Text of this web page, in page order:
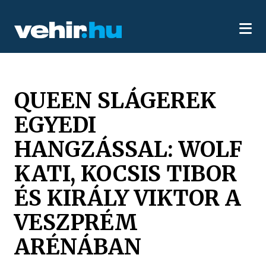
QUEEN SLÁGEREK
EGYEDI
HANGZÁSSAL: WOLF
KATI, KOCSIS TIBOR
ÉS KIRÁLY VIKTOR A
VESZPRÉM
ARÉNÁBAN